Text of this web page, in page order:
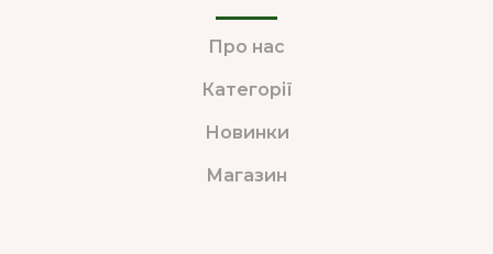
Про нас
Категорії
Новинки
Магазин